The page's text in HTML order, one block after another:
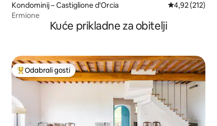
Kondominij – Castiglione d'Orcia Prosječna
4,92 (212)
Ermione
Kuće prikladne za obitelji
Među najviše rangiranima s oznakom „Odabrali gosti”
Odabrali gosti